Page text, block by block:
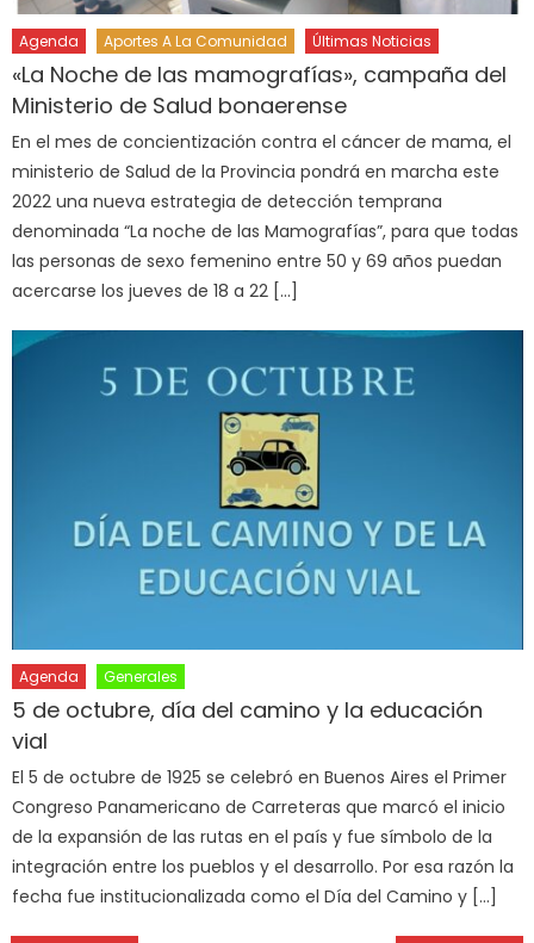
Agenda Aportes A La Comunidad Últimas Noticias
«La Noche de las mamografías», campaña del
Ministerio de Salud bonaerense
En el mes de concientización contra el cáncer de mama, el
ministerio de Salud de la Provincia pondrá en marcha este
2022 una nueva estrategia de detección temprana
denominada “La noche de las Mamografías”, para que todas
las personas de sexo femenino entre 50 y 69 años puedan
acercarse los jueves de 18 a 22 […]
Agenda Generales
5 de octubre, día del camino y la educación
vial
El 5 de octubre de 1925 se celebró en Buenos Aires el Primer
Congreso Panamericano de Carreteras que marcó el inicio
de la expansión de las rutas en el país y fue símbolo de la
integración entre los pueblos y el desarrollo. Por esa razón la
fecha fue institucionalizada como el Día del Camino y […]